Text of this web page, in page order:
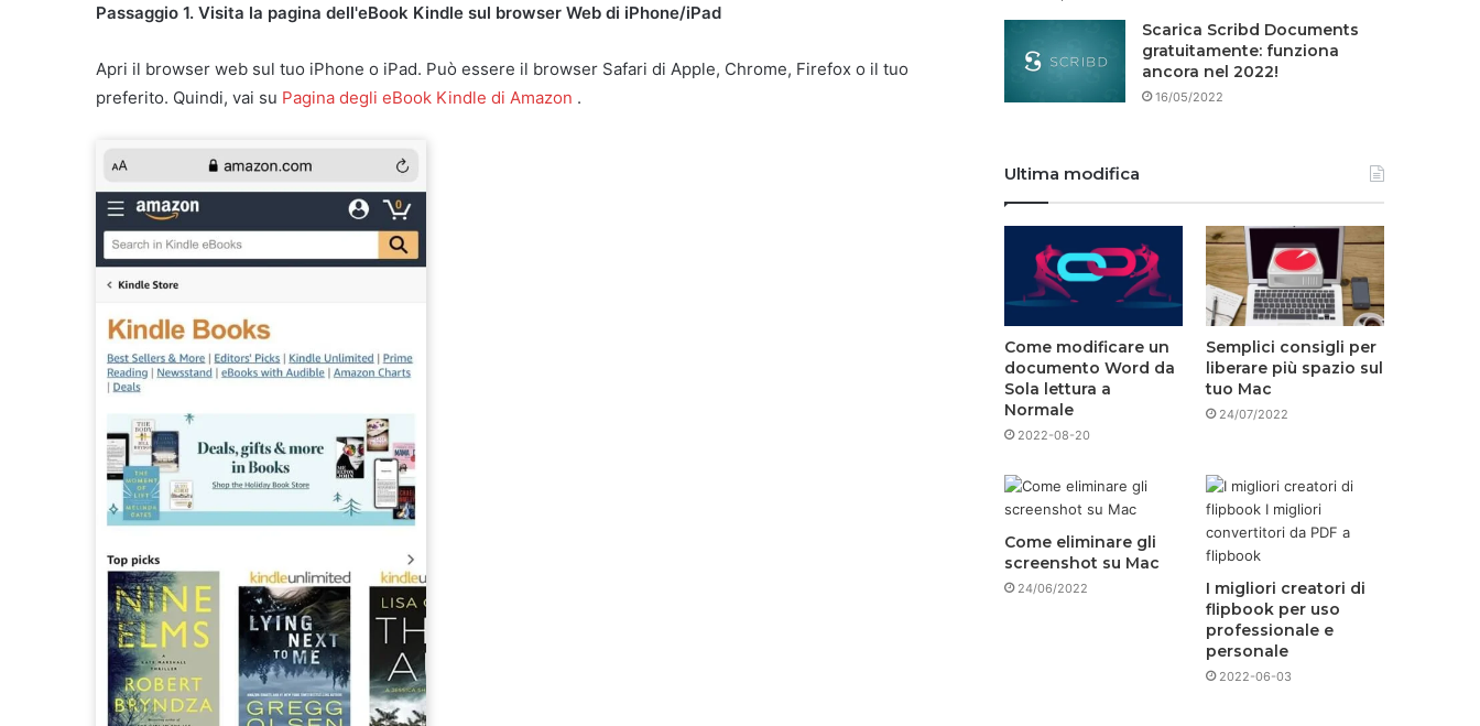
Passaggio 1. Visita la pagina dell'eBook Kindle sul browser Web di iPhone/iPad
Apri il browser web sul tuo iPhone o iPad. Può essere il browser Safari di Apple, Chrome, Firefox o il tuo
preferito. Quindi, vai su Pagina degli eBook Kindle di Amazon .
Scarica Scribd Documents
gratuitamente: funziona
ancora nel 2022!
16/05/2022
Ultima modifica
Come modificare un
documento Word da
Sola lettura a
Normale
2022-08-20
Semplici consigli per
liberare più spazio sul
tuo Mac
24/07/2022
Come eliminare gli
screenshot su Mac
24/06/2022
I migliori creatori di
flipbook per uso
professionale e
personale
2022-06-03